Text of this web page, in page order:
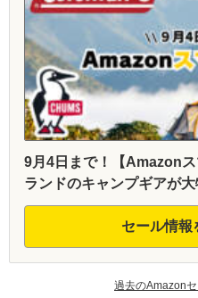
9月4日まで！【Amazon
ランドのキャンプギアが大
セール情報
過去のAmazon